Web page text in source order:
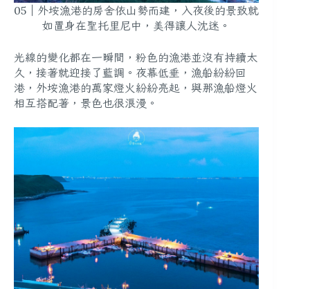
05｜外垵漁港的房舍依山勢而建，入夜後的景致就
如置身在聖托里尼中，美得讓人沈迷。
光線的變化都在一瞬間，粉色的漁港並沒有持續太
久，接著就迎接了藍調。夜幕低垂，漁船紛紛回
港，外垵漁港的萬家燈火紛紛亮起，與那漁船燈火
相互搭配著，景色也很浪漫。